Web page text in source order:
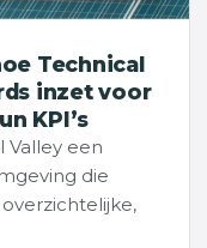
Technical
inzet voor
KPI’s
Valley een
die